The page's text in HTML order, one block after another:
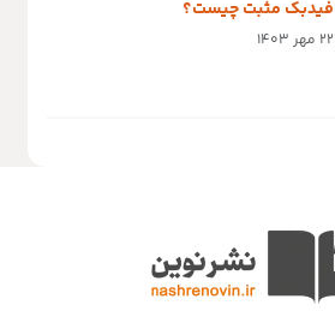
فیدبک مثبت چیست؟
22 مهر 1403